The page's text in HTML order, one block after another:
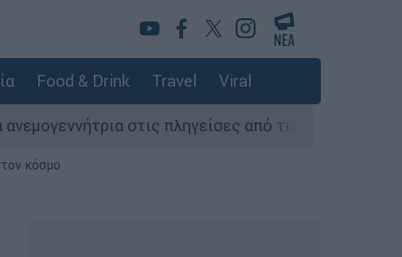
Food & Drink Travel Viral
στις πληγείσες από τις πυρκαγιές
κόσμο